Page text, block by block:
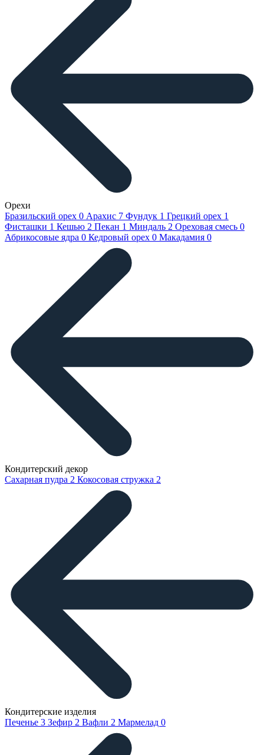
Орехи
Бразильский орех 0 Арахис 7 Фундук 1 Грецкий орех 1
Фисташки 1 Кешью 2 Пекан 1 Миндаль 2 Ореховая смесь 0
Абрикосовые ядра 0 Кедровый орех 0 Макадамия 0
Кондитерский декор
Сахарная пудра 2 Кокосовая стружка 2
Кондитерские изделия
Печенье 3 Зефир 2 Вафли 2 Мармелад 0